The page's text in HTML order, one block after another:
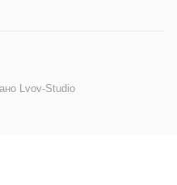
Lvov-Studio